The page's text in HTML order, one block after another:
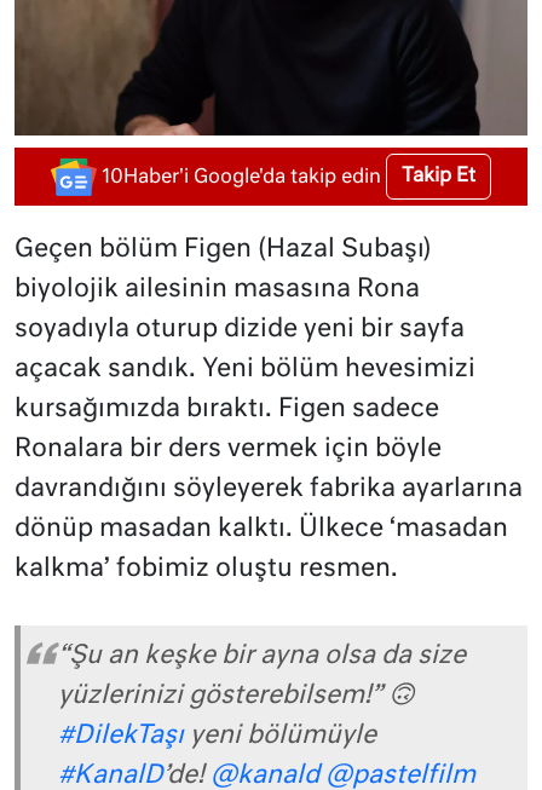
10Haber'i Google'da takip edin Takip Et
Geçen bölüm Figen (Hazal Subaşı)
biyolojik ailesinin masasına Rona
soyadıyla oturup dizide yeni bir sayfa
açacak sandık. Yeni bölüm hevesimizi
kursağımızda bıraktı. Figen sadece
Ronalara bir ders vermek için böyle
davrandığını söyleyerek fabrika ayarlarına
dönüp masadan kalktı. Ülkece ‘masadan
kalkma’ fobimiz oluştu resmen.
“Şu an keşke bir ayna olsa da size
yüzlerinizi gösterebilsem!” 🙃
#DilekTaşıyeni bölümüyle
#KanalD’de! @kanald @pastelfilm